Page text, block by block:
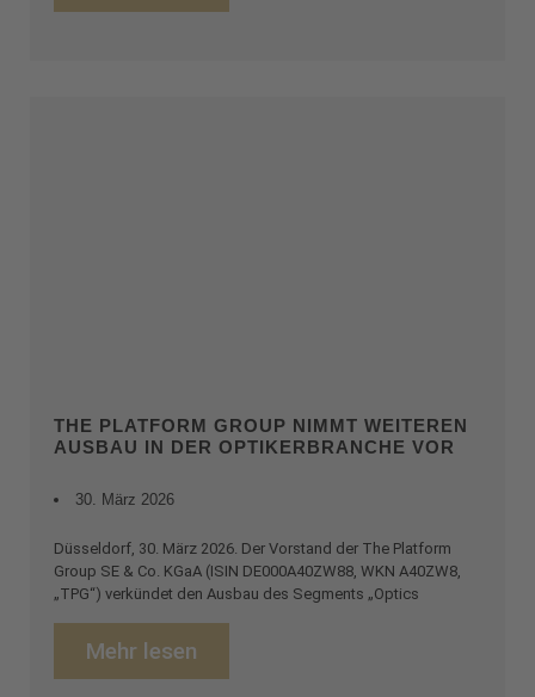
THE PLATFORM GROUP NIMMT WEITEREN
AUSBAU IN DER OPTIKERBRANCHE VOR
30. März 2026
Düsseldorf, 30. März 2026. Der Vorstand der The Platform
Group SE & Co. KGaA (ISIN DE000A40ZW88, WKN A40ZW8,
„TPG“) verkündet den Ausbau des Segments „Optics
Mehr lesen